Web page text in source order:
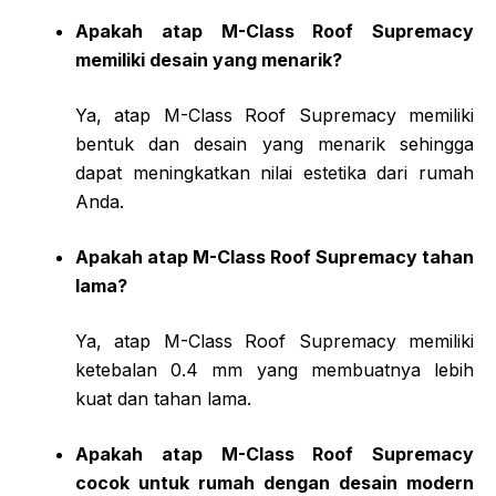
Apakah atap M-Class Roof Supremacy
memiliki desain yang menarik?
Ya, atap M-Class Roof Supremacy memiliki
bentuk dan desain yang menarik sehingga
dapat meningkatkan nilai estetika dari rumah
Anda.
Apakah atap M-Class Roof Supremacy tahan
lama?
Ya, atap M-Class Roof Supremacy memiliki
ketebalan 0.4 mm yang membuatnya lebih
kuat dan tahan lama.
Apakah atap M-Class Roof Supremacy
cocok untuk rumah dengan desain modern